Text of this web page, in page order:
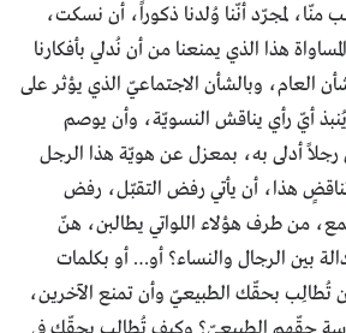
منّا، لمجرّد أنّنا وُلدنا ذكوراً، أن نسكت،
هذا الذي يمنعنا من أن نُدلي بأفكارنا
العام، وبالشأن الاجتماعيّ الذي يؤثر على
أيّ رأي يناقش النسويّة، وأن يوصم
رجلاً أدلى به، بمعزل عن هويّة هذا الرجل
هذا، أن يأتي رفض التقبّل، رفض
من طرف هؤلاء اللواتي يطالبن، هنّ
بين الرجال والنساء؟ أو… أو بكلمات
تُطالِب بحقّك الطبيعيّ وأن تمنع الآخرين،